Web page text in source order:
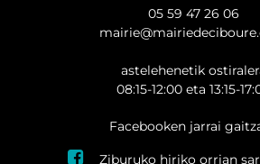
05 59 47 26 06
astelehenetik
08:15-12:00 eta 13:15-
Facebooken jarrai
 Ziburuko hiriko orrian